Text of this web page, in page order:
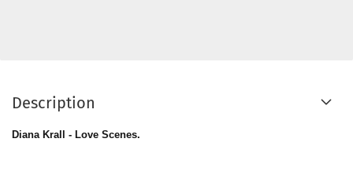
Description
Diana Krall - Love Scenes.